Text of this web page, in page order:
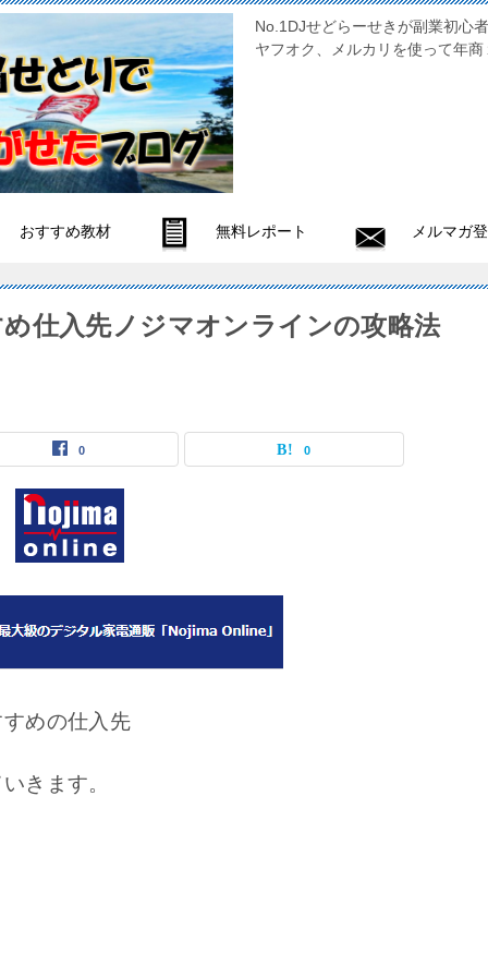
No.1DJせどらーせきが副業
ヤフオク、メルカリを使って年
おすすめ教材 無料レポート メルマガ
仕入先ノジマオンラインの攻略法
0 0
めの仕入先
きます。